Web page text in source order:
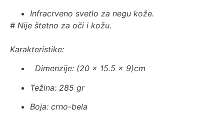
Infracrveno svetlo za negu kože.
# Nije štetno za oči i kožu.
Karakteristike:
Dimenzije: (20 x 15.5 x 9)cm
Težina: 285 gr
Boja: crno-bela